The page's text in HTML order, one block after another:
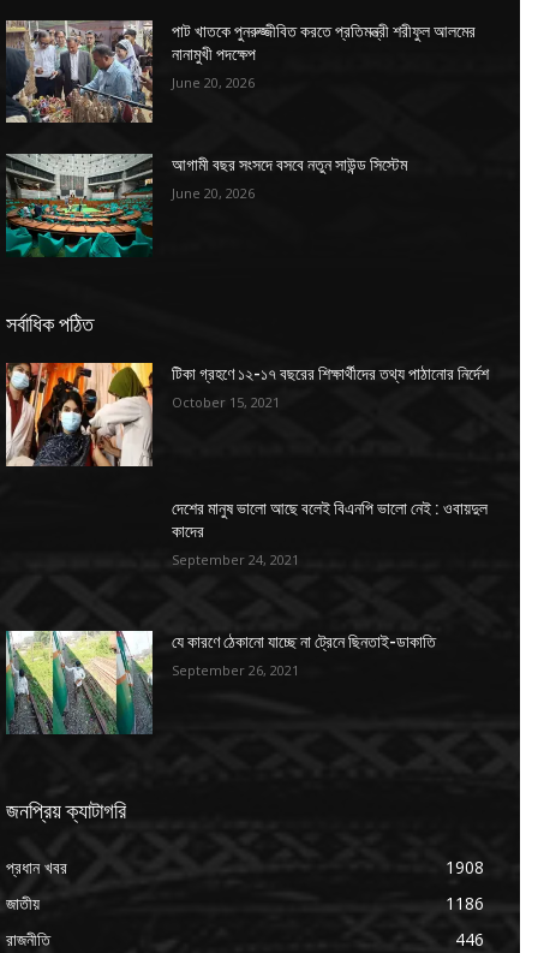
পাট খাতকে পুনরুজ্জীবিত করতে প্রতিমন্ত্রী শরীফুল আলমের
নানামুখী পদক্ষেপ
June 20, 2026
আগামী বছর সংসদে বসবে নতুন সাউন্ড সিস্টেম
June 20, 2026
সর্বাধিক পঠিত
টিকা গ্রহণে ১২-১৭ বছরের শিক্ষার্থীদের তথ্য পাঠানোর নির্দেশ
October 15, 2021
দেশের মানুষ ভালো আছে বলেই বিএনপি ভালো নেই : ওবায়দুল
কাদের
September 24, 2021
যে কারণে ঠেকানো যাচ্ছে না ট্রেনে ছিনতাই-ডাকাতি
September 26, 2021
জনপ্রিয় ক্যাটাগরি
প্রধান খবর
1908
জাতীয়
1186
রাজনীতি
446